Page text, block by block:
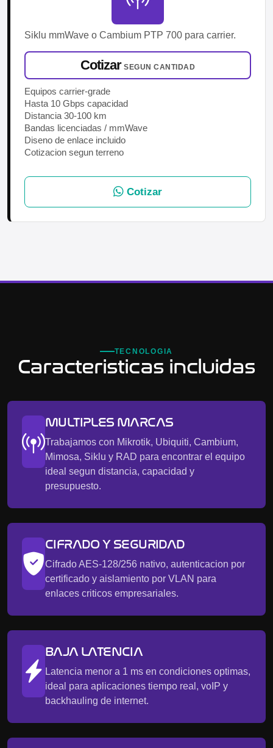
Siklu mmWave o Cambium PTP 700 para carrier.
Cotizar SEGUN CANTIDAD
Equipos carrier-grade
Hasta 10 Gbps capacidad
Distancia 30-100 km
Bandas licenciadas / mmWave
Diseno de enlace incluido
Cotizacion segun terreno
Cotizar
TECNOLOGIA
Caracteristicas incluidas
MULTIPLES MARCAS
Trabajamos con Mikrotik, Ubiquiti, Cambium,
Mimosa, Siklu y RAD para encontrar el equipo
ideal segun distancia, capacidad y
presupuesto.
CIFRADO Y SEGURIDAD
Cifrado AES-128/256 nativo, autenticacion por
certificado y aislamiento por VLAN para
enlaces criticos empresariales.
BAJA LATENCIA
Latencia menor a 1 ms en condiciones optimas,
ideal para aplicaciones tiempo real, voIP y
backhauling de internet.